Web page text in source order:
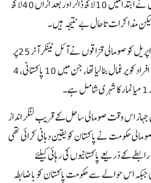
ذرائع کے مطابق قزاقوں نے ابتدا میں 10لاکھ ڈالر اور بعد ازاں 40لاکھ
لیکن مذاکرات تاحال بے نتیجہ ہیں۔
رپورٹ کے مطابق 21اپریل کو صومالی قزاقوں نے آئل ٹینکر آنر 25پر
قبضہ کر کے عملے کے 17افراد کو یرغمال بنا لیا تھا، جن میں 10 پاکستانی، 4
جہاز اس وقت صومالی ساحل کے قریب لنگر انداز
حکومت نے پاکستان کو یقین دہانی کرائی تھی
کے ذریعے پاکستانیوں کی رہائی کیلئے
اس حوالے سے حکومت پاکستان کو باضابطہ